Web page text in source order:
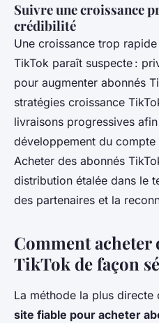
Suivre une croissance
crédibilité
Une croissance trop
TikTok paraît suspecte :
pour augmenter abonnés
stratégies croissance
livraisons progressives
développement du compte
Acheter des abonnés
distribution étalée dans le
des partenaires et la
Comment acheter
TikTok de façon
La méthode la plus directe
site fiable pour acheter